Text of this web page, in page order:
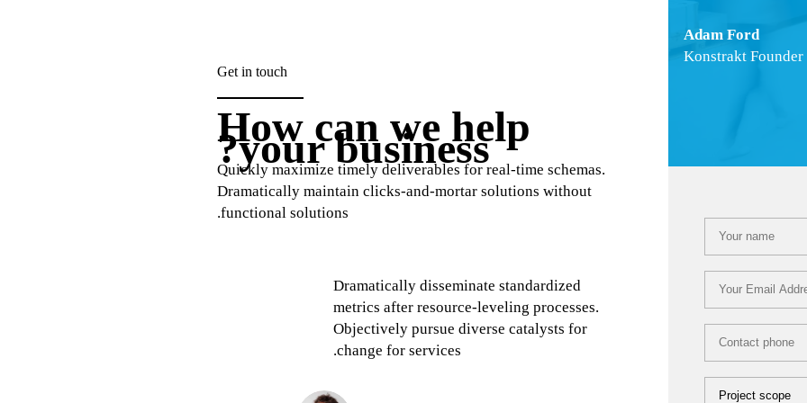
Adam Ford
Konstrakt Founder
Get in touch
How can we help
your business?
Quickly maximize timely deliverables for real-time schemas.
Dramatically maintain clicks-and-mortar solutions without
functional solutions.
Dramatically
metrics after
Objectively
change for
Intrinsically incubate intuitive real time
potentialities and opportunities
communicate technology networks over
time periods.